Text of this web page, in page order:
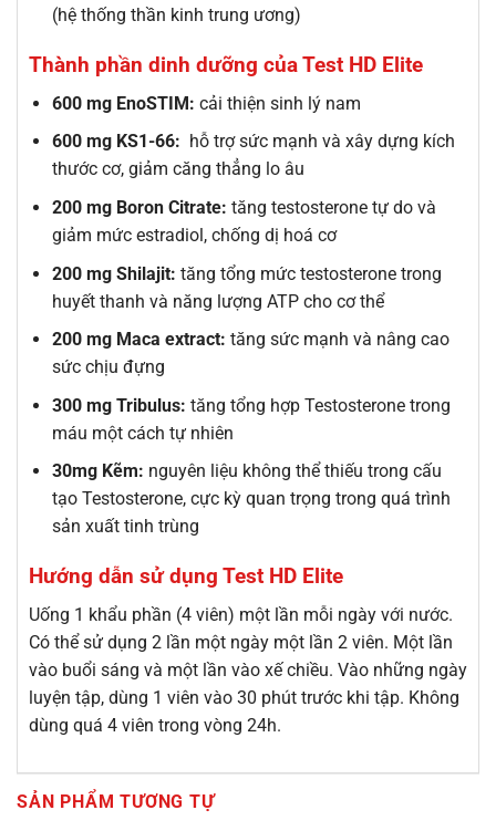
(hệ thống thần kinh trung ương)
Thành phần dinh dưỡng của Test HD Elite
600 mg EnoSTIM: cải thiện sinh lý nam
600 mg KS1-66: hỗ trợ sức mạnh và xây dựng kích
thước cơ, giảm căng thẳng lo âu
200 mg Boron Citrate: tăng testosterone tự do và
giảm mức estradiol, chống dị hoá cơ
200 mg Shilajit: tăng tổng mức testosterone trong
huyết thanh và năng lượng ATP cho cơ thể
200 mg Maca extract: tăng sức mạnh và nâng cao
sức chịu đựng
300 mg Tribulus: tăng tổng hợp Testosterone trong
máu một cách tự nhiên
30mg Kẽm: nguyên liệu không thể thiếu trong cấu
tạo Testosterone, cực kỳ quan trọng trong quá trình
sản xuất tinh trùng
Hướng dẫn sử dụng Test HD Elite
Uống 1 khẩu phần (4 viên) một lần mỗi ngày với nước.
Có thể sử dụng 2 lần một ngày một lần 2 viên. Một lần
vào buổi sáng và một lần vào xế chiều. Vào những ngày
luyện tập, dùng 1 viên vào 30 phút trước khi tập. Không
dùng quá 4 viên trong vòng 24h.
SẢN PHẨM TƯƠNG TỰ